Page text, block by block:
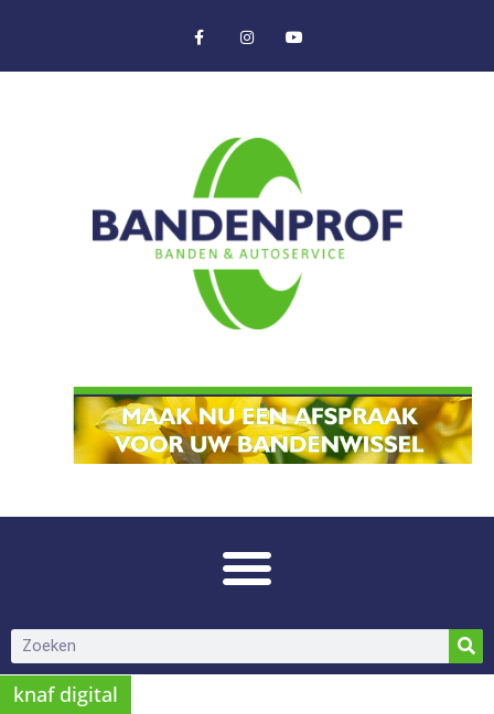
knaf digital